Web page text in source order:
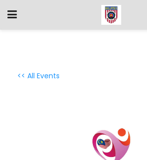
<< All Events